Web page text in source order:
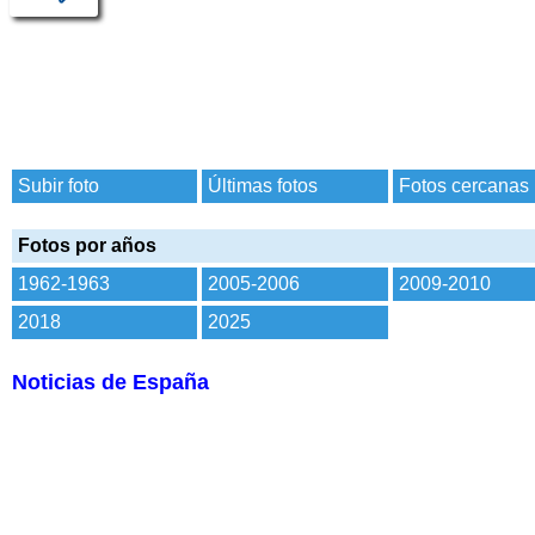
Subir foto Últimas fotos Fotos cercanas
Fotos por años
1962-1963
2005-2006 2009-2010
2018
2025
Noticias de España